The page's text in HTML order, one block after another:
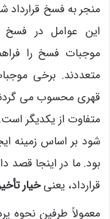
منجر به فسخ قرارداد
این عوامل در فسخ
موجبات فسخ را
متعددند. برخی
قهری محسوب می
متفاوت از یکدیگر
شود بر اساس زمینه
بود. ما در اینجا قصد
قرارداد، یعنیخیار
معمولاً طرفین نحوه